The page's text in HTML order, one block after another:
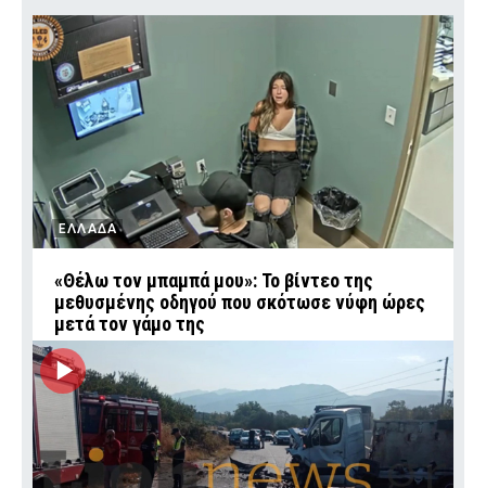
ΕΛΛΑΔΑ
«Θέλω τον μπαμπά μου»: Το βίντεο της
μεθυσμένης οδηγού που σκότωσε νύφη ώρες
μετά τον γάμο της